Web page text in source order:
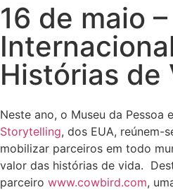
16 de maio
Histórias de
Neste ano, o Museu da Pessoa
Storytelling, dos EUA, reúnem-
mobilizar parceiros em todo
valor das histórias de vida.
parceiro www.cowbird.com,